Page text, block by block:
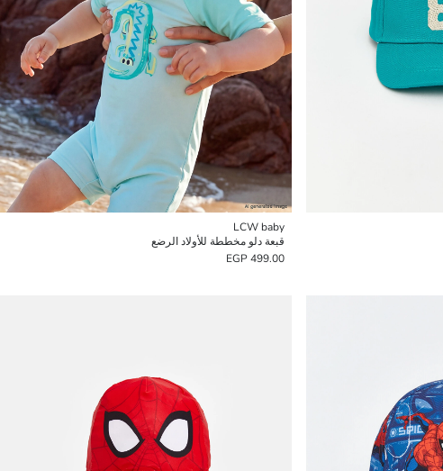
LCW baby
قبعة دلو مخططة للأولاد الرضع
499.00 EGP